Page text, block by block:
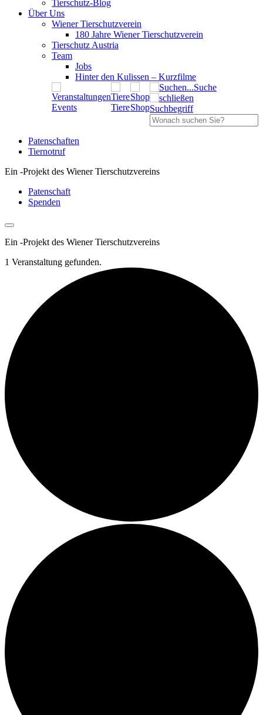
Tierschutz-Blog
Über Uns
Wiener Tierschutzverein
180 Jahre Wiener Tierschutzverein
Tierschutz Austria
Team
Jobs
Hinter den Kulissen – Kurzfilme
Events TiereShop
Suche
Suchbegriff
Patenschaften
Tiernotruf
Ein -Projekt des Wiener Tierschutzvereins
Patenschaft
Spenden
Ein -Projekt des Wiener Tierschutzvereins
1 Veranstaltung gefunden.